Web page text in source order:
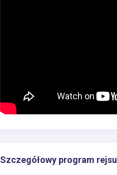
Szczegółowy program rejsu